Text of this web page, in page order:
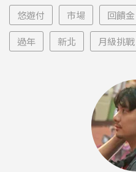
悠遊付 市場 回饋金
過年 新北 月級挑戰